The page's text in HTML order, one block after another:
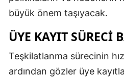
büyük önem taşıyacak.
ÜYE KAYIT SÜRECI
Teşkilatlanma sürecinin
ardından gözler üye